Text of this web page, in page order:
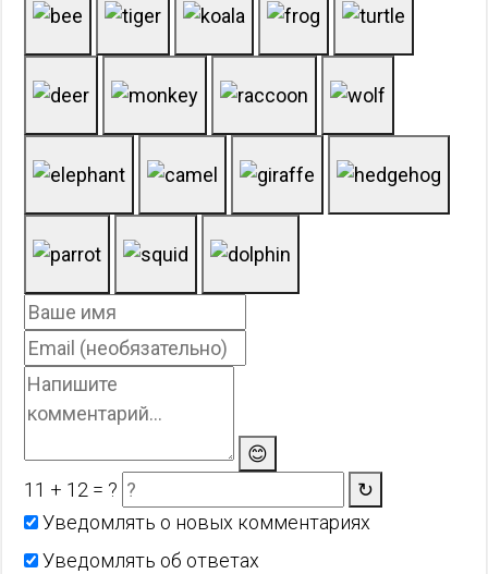
😊
11 + 12 = ?
↻
Уведомлять о новых комментариях
Уведомлять об ответах